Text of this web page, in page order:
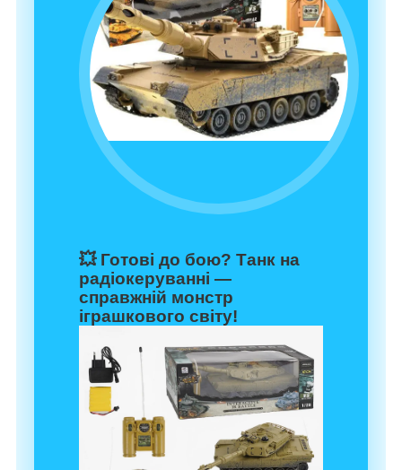
💥 Готові до бою? Танк на
радіокеруванні —
справжній монстр
іграшкового світу!